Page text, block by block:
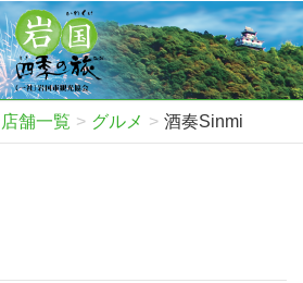
舗一覧 グルメ 酒奏Sinmi